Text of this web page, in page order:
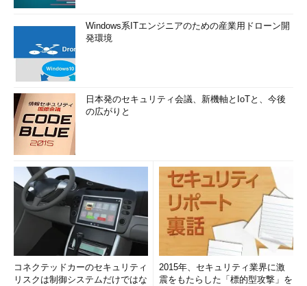
Windows系ITエンジニアのための産業用ドローン開
発環境
日本発のセキュリティ会議、新機軸とIoTと、今後
の広がりと
コネクテッドカーのセキュリティ
リスクは制御システムだけではな
2015年、セキュリティ業界に激
震をもたらした「標的型攻撃」を